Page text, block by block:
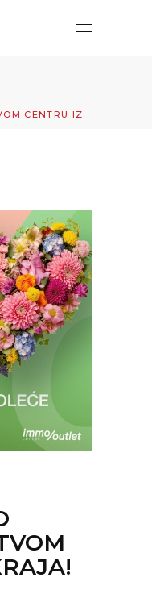
CENTRU IZ